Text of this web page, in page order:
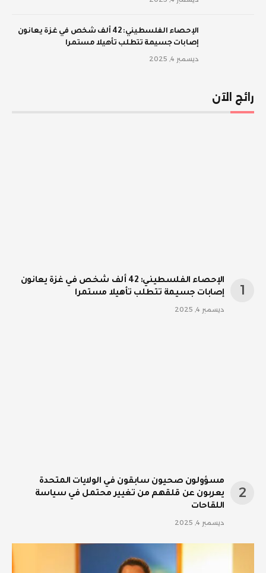
الإحصاء الفلسطيني: 42 ألف شخص في غزة يعانون
إصابات جسيمة تتطلب تأهيلا مستمرا
ديسمبر 4, 2025
رائج الآن
الإحصاء الفلسطيني: 42 ألف شخص في غزة يعانون
إصابات جسيمة تتطلب تأهيلا مستمرا
ديسمبر 4, 2025
مسؤولون صحيون سابقون في الولايات المتحدة
يعربون عن قلقهم من تغيير محتمل في سياسة
اللقاحات
ديسمبر 4, 2025